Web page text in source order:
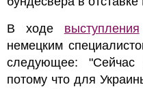
В ходе выступления
немецким
следующее: "Сейчас
потому что для